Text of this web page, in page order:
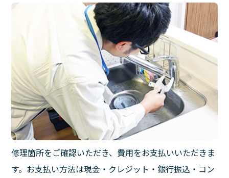
修理箇所をご確認いただき、費用をお支払いいただきま
す。お支払い方法は現金・クレジット・銀行振込・コン